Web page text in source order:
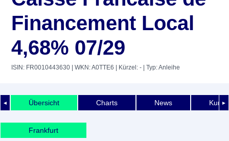
Financement Local
4,68% 07/29
ISIN: FR0010443630 | WKN: A0TTE6 | Kürzel: - | Typ: Anleihe
◄ ►
Übersicht Charts News
Frankfurt